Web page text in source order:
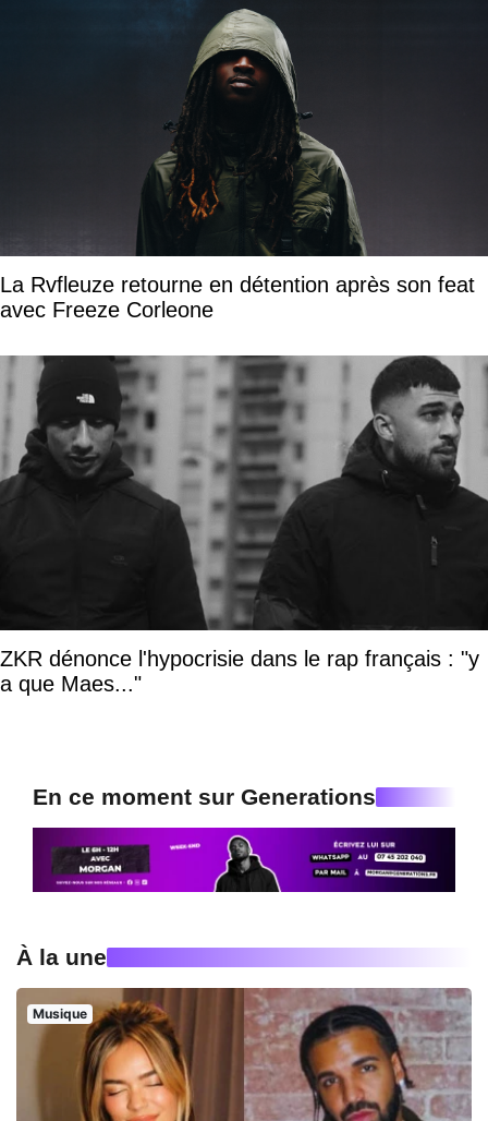
La Rvfleuze retourne en détention après son feat
avec Freeze Corleone
ZKR dénonce l'hypocrisie dans le rap français : "y
a que Maes..."
En ce moment sur Generations
À la une
Musique